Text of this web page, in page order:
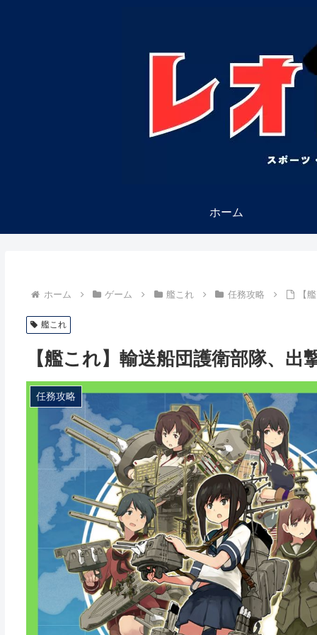
ホーム
ホーム ゲーム 艦これ 任務攻略 【
艦これ
【艦これ】輸送船団護衛部隊、出
任務攻略